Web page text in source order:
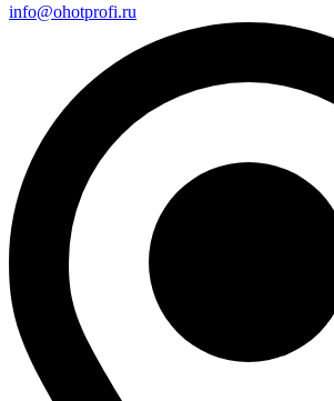
info@ohotprofi.ru